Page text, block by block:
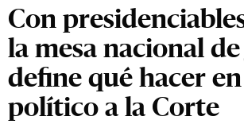
Con
la mesa nacional de
define qué hacer
político a la Corte